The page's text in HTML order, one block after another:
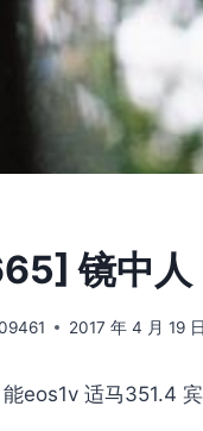
镜中人
2017 年 4 月 19 日
能eos1v 适马351.4